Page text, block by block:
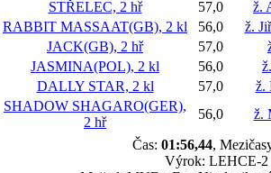
STŘELEC, 2 hř 57,0
ž.
RABBIT MASSAAT(GB), 2 kl 56,0
ž.
JACK(GB), 2 hř 57,0
JASMINA(POL), 2 kl 56,0
DALLY STAR, 2 kl 57,0
ž.
SHADOW SHAGARO(GER),
2 hř
56,0
ž.
Čas: 01:56,44,
Výrok: LEHCE-2